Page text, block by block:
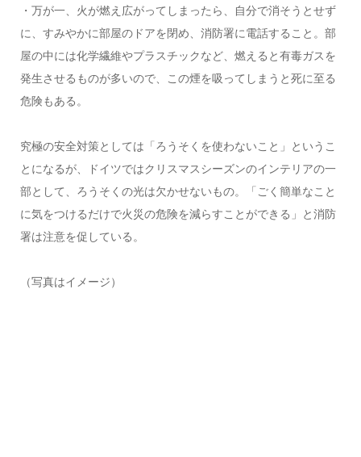
・万が一、火が燃え広がってしまったら、自分で消そうとせず
に、すみやかに部屋のドアを閉め、消防署に電話すること。部
屋の中には化学繊維やプラスチックなど、燃えると有毒ガスを
発生させるものが多いので、この煙を吸ってしまうと死に至る
危険もある。
究極の安全対策としては「ろうそくを使わないこと」というこ
とになるが、ドイツではクリスマスシーズンのインテリアの一
部として、ろうそくの光は欠かせないもの。「ごく簡単なこと
に気をつけるだけで火災の危険を減らすことができる」と消防
署は注意を促している。
（写真はイメージ）